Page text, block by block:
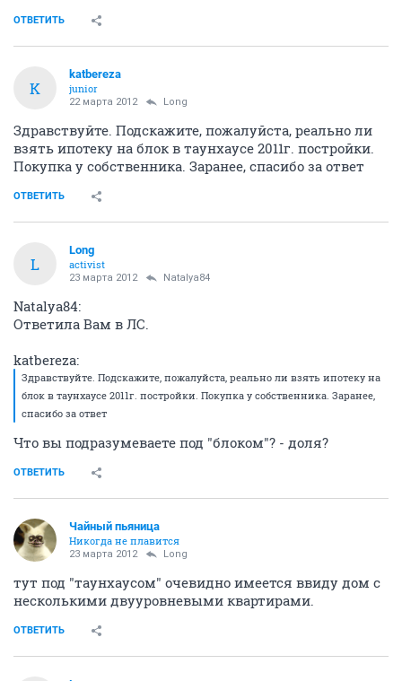
ОТВЕТИТЬ
K
katbereza
junior
22 марта 2012 Long
Здравствуйте. Подскажите, пожалуйста, реально ли
взять ипотеку на блок в таунхаусе 2011г. постройки.
Покупка у собственника. Заранее, спасибо за ответ
ОТВЕТИТЬ
L
Long
activist
23 марта 2012 Natalya84
Natalya84:
Ответила Вам в ЛС.
katbereza:
Здравствуйте. Подскажите, пожалуйста, реально ли взять ипотеку на
блок в таунхаусе 2011г. постройки. Покупка у собственника. Заранее,
спасибо за ответ
Что вы подразумеваете под "блоком"? - доля?
ОТВЕТИТЬ
Чайный пьяница
Никогда не плавится
23 марта 2012 Long
тут под "таунхаусом" очевидно имеется ввиду дом с
несколькими двууровневыми квартирами.
ОТВЕТИТЬ